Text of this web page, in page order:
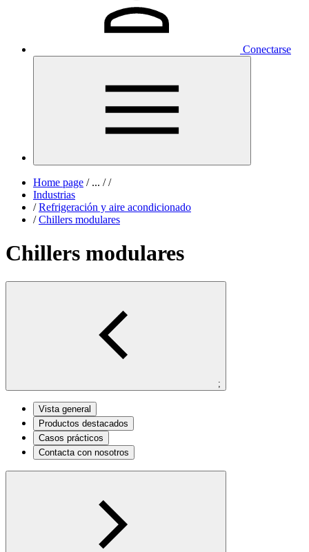
Conectarse
Home page /... / /
Industrias
/ Refrigeración y aire acondicionado
/ Chillers modulares
Chillers modulares
;
Vista general
Productos destacados
Casos prácticos
Contacta con nosotros